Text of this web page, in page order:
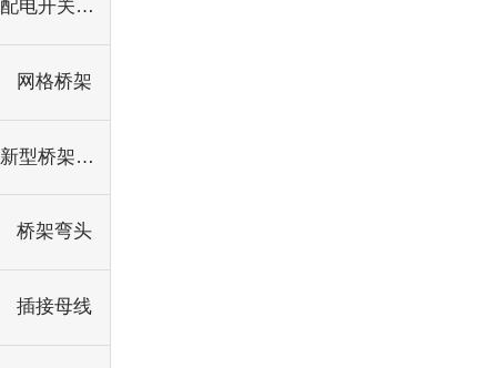
配电开关控制设备
网格桥架
新型桥架吊框
桥架弯头
插接母线